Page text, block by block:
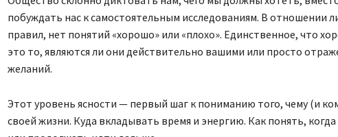
побуждать нас к самостоятельным исследованиям. В отношении
правил, нет понятий «хорошо» или «плохо». Единственное, что
это то, являются ли они действительно вашими или просто
желаний.
Этот уровень ясности — первый шаг к пониманию того, чему (и
своей жизни. Куда вкладывать время и энергию. Как понять,